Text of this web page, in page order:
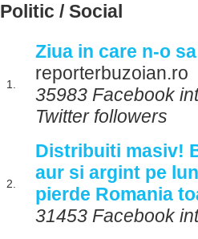
Politic / Social
1.
Ziua in care n-o
reporterbuzoian.ro
35983 Facebook
Twitter followers
2.
Distribuiti masiv!
aur si argint pe
pierde Romania
31453 Facebook